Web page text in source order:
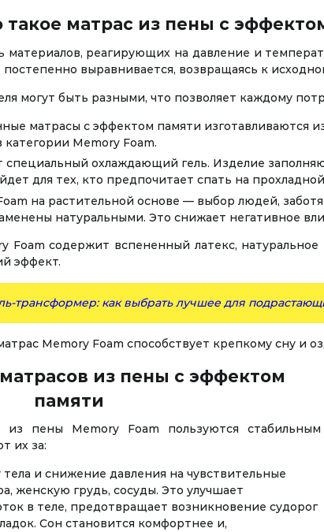
такое матрас из пены с
реагирующих на давление и
постепенно выравнивается, возвращаясь к
могут быть разными, что позволяет каждому
матрасы с эффектом памяти изготавливаются
Memory Foam.
специальный охлаждающий гель. Изделие
для тех, кто предпочитает спать на
на растительной основе — выбор людей,
натуральными. Это снижает негативное
Foam содержит вспененный латекс,
эффект.
трансформер: как выбрать лучшее для
Memory Foam способствует крепкому сну и
из пены с эффектом
памяти
из пены Memory Foam пользуются стабильным
их за:
и снижение давления на чувствительные
женскую грудь, сосуды. Это улучшает
в теле, предотвращает возникновение судорог
Сон становится комфортнее и,